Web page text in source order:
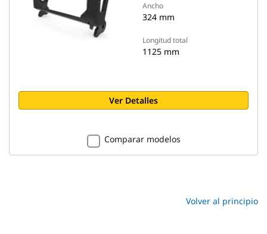
Ancho
324 mm
Longitud total
1125 mm
Ver Detalles
Comparar modelos
Volver al principio